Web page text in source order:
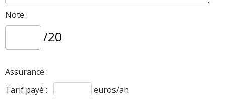
Note :
/20
Assurance :
Tarif payé :
euros/an